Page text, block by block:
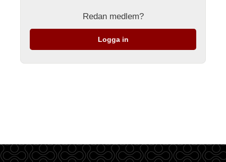
Redan medlem?
Logga in